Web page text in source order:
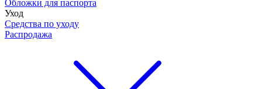
Обложки для паспорта
Уход
Средства по уходу
Распродажа